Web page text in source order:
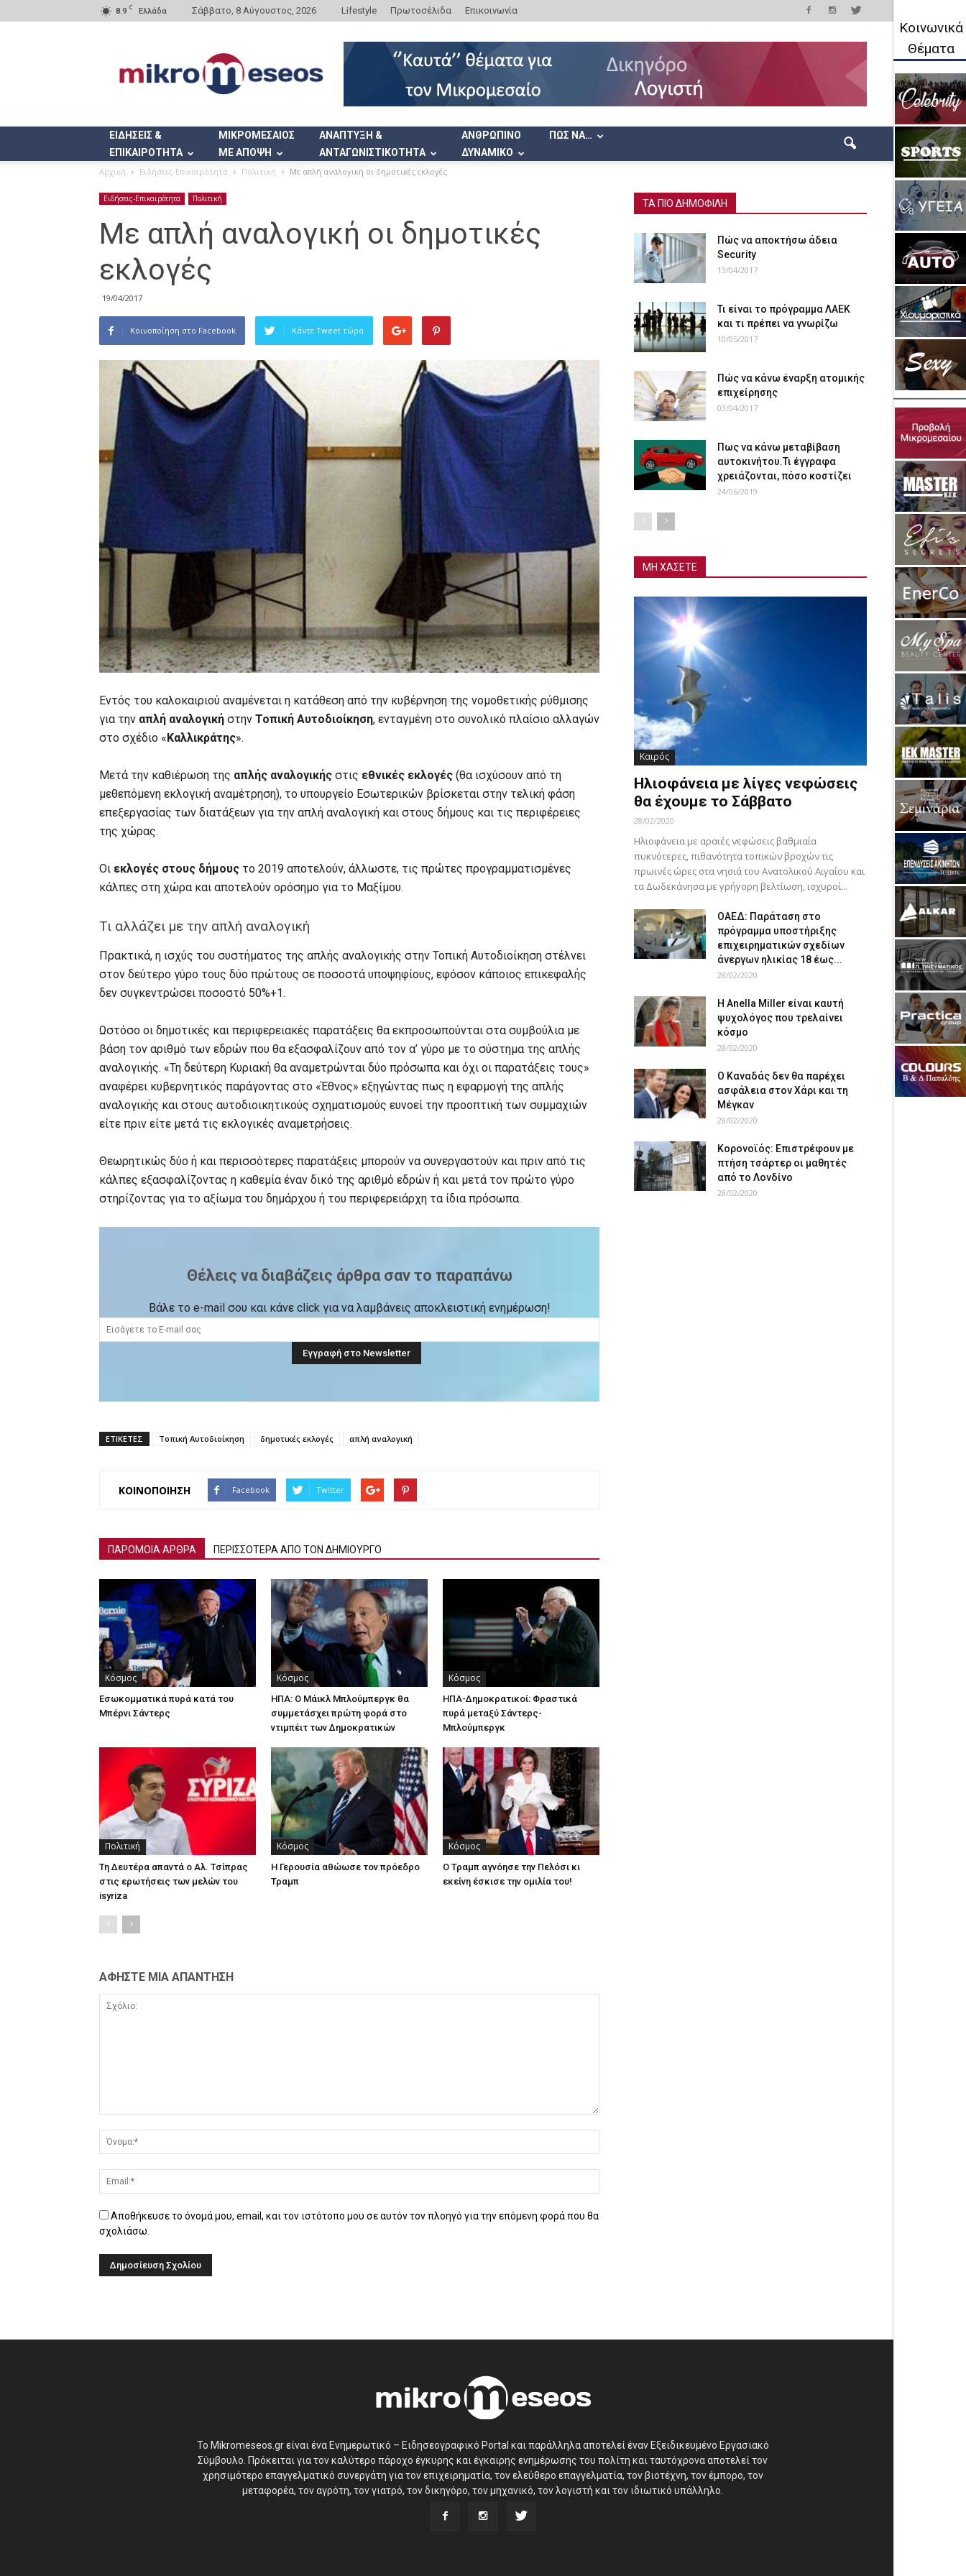
8.9 C Ελλάδα Σάββατο, 8 Αύγουστος, 2026 Lifestyle Πρωτοσέλιδα Επικοινωνία
ΕΙΔΗΣΕΙΣ &
ΕΠΙΚΑΙΡΟΤΗΤΑ
ΜΙΚΡΟΜΕΣΑΙΟΣ
ΜΕ ΑΠΟΨΗ
ΑΝΑΠΤΥΞΗ &
ΑΝΤΑΓΩΝΙΣΤΙΚΟΤΗΤΑ
ΑΝΘΡΩΠΙΝΟ
ΔΥΝΑΜΙΚΟ
ΠΩΣ ΝΑ…
Αρχική Ειδήσεις-Επικαιρότητα Πολιτική Με απλή αναλογική οι δημοτικές εκλογές
Ειδήσεις-Επικαιρότητα Πολιτική
Με απλή αναλογική οι δημοτικές
εκλογές
19/04/2017
Κοινοποίηση στο Facebook Κάντε Tweet τώρα
Εντός του καλοκαιριού αναμένεται η κατάθεση από την κυβέρνηση της νομοθετικής ρύθμισης
για την απλή αναλογική στην Τοπική Αυτοδιοίκηση, ενταγμένη στο συνολικό πλαίσιο αλλαγών
στο σχέδιο «Καλλικράτης».
Μετά την καθιέρωση της απλής αναλογικής στις εθνικές εκλογές (θα ισχύσουν από τη
μεθεπόμενη εκλογική αναμέτρηση), το υπουργείο Εσωτερικών βρίσκεται στην τελική φάση
επεξεργασίας των διατάξεων για την απλή αναλογική και στους δήμους και τις περιφέρειες
της χώρας.
Οι εκλογές στους δήμους το 2019 αποτελούν, άλλωστε, τις πρώτες προγραμματισμένες
κάλπες στη χώρα και αποτελούν ορόσημο για το Μαξίμου.
Τι αλλάζει με την απλή αναλογική
Πρακτικά, η ισχύς του συστήματος της απλής αναλογικής στην Τοπική Αυτοδιοίκηση στέλνει
στον δεύτερο γύρο τους δύο πρώτους σε ποσοστά υποψηφίους, εφόσον κάποιος επικεφαλής
δεν συγκεντρώσει ποσοστό 50%+1.
Ωστόσο οι δημοτικές και περιφερειακές παρατάξεις θα εκπροσωπούνται στα συμβούλια με
βάση τον αριθμό των εδρών που θα εξασφαλίζουν από τον α’ γύρο με το σύστημα της απλής
αναλογικής. «Τη δεύτερη Κυριακή θα αναμετρώνται δύο πρόσωπα και όχι οι παρατάξεις τους»
αναφέρει κυβερνητικός παράγοντας στο «Έθνος» εξηγώντας πως η εφαρμογή της απλής
αναλογικής και στους αυτοδιοικητικούς σχηματισμούς ευνοεί την προοπτική των συμμαχιών
είτε πριν είτε μετά τις εκλογικές αναμετρήσεις.
Θεωρητικώς δύο ή και περισσότερες παρατάξεις μπορούν να συνεργαστούν και πριν από τις
κάλπες εξασφαλίζοντας η καθεμία έναν δικό της αριθμό εδρών ή και μετά τον πρώτο γύρο
στηρίζοντας για το αξίωμα του δημάρχου ή του περιφερειάρχη τα ίδια πρόσωπα.
Θέλεις να διαβάζεις άρθρα σαν το παραπάνω
Βάλε το e-mail σου και κάνε click για να λαμβάνεις αποκλειστική ενημέρωση!
ΕΤΙΚΕΤΕΣ Τοπική Αυτοδιοίκηση δημοτικές εκλογές απλή αναλογική
ΚΟΙΝΟΠΟΙΗΣΗ Facebook Twitter
ΠΑΡΟΜΟΙΑ ΑΡΘΡΑ ΠΕΡΙΣΣΟΤΕΡΑ ΑΠΟ ΤΟΝ ΔΗΜΙΟΥΡΓΟ
Κόσμος
Εσωκομματικά πυρά κατά του
Μπέρνι Σάντερς
Κόσμος
ΗΠΑ: Ο Μάικλ Μπλούμπεργκ θα
συμμετάσχει πρώτη φορά στο
ντιμπέιτ των Δημοκρατικών
Κόσμος
ΗΠΑ-Δημοκρατικοί: Φραστικά
πυρά μεταξύ Σάντερς-
Μπλούμπεργκ
Πολιτική
Τη Δευτέρα απαντά ο Αλ. Τσίπρας
στις ερωτήσεις των μελών του
isyriza
Κόσμος
Η Γερουσία αθώωσε τον πρόεδρο
Τραμπ
Κόσμος
Ο Τραμπ αγνόησε την Πελόσι κι
εκείνη έσκισε την ομιλία του!
ΑΦΗΣΤΕ ΜΙΑ ΑΠΑΝΤΗΣΗ
Αποθήκευσε το όνομά μου, email, και τον ιστότοπο μου σε αυτόν τον πλοηγό για την επόμενη φορά που θα
σχολιάσω.
ΤΑ ΠΙΟ ΔΗΜΟΦΙΛΗ
Πώς να αποκτήσω άδεια
Security
13/04/2017
Τι είναι το πρόγραμμα ΛΑΕΚ
και τι πρέπει να γνωρίζω
10/05/2017
Πώς να κάνω έναρξη ατομικής
επιχείρησης
03/04/2017
Πως να κάνω μεταβίβαση
αυτοκινήτου.Τι έγγραφα
χρειάζονται, πόσο κοστίζει
24/06/2019
ΜΗ ΧΑΣΕΤΕ
Καιρός
Ηλιοφάνεια με λίγες νεφώσεις
θα έχουμε το Σάββατο
28/02/2020
Ηλιοφάνεια με αραιές νεφώσεις βαθμιαία
πυκνότερες, πιθανότητα τοπικών βροχών τις
πρωινές ώρες στα νησιά του Ανατολικού Αιγαίου και
τα Δωδεκάνησα με γρήγορη βελτίωση, ισχυροί...
ΟΑΕΔ: Παράταση στο
πρόγραμμα υποστήριξης
επιχειρηματικών σχεδίων
άνεργων ηλικίας 18 έως...
28/02/2020
Η Anella Miller είναι καυτή
ψυχολόγος που τρελαίνει
κόσμο
28/02/2020
Ο Καναδάς δεν θα παρέχει
ασφάλεια στον Χάρι και τη
Μέγκαν
28/02/2020
Κορονοϊός: Επιστρέφουν με
πτήση τσάρτερ οι μαθητές
από το Λονδίνο
28/02/2020
Το Mikromeseos.gr είναι ένα Ενημερωτικό – Ειδησεογραφικό Portal και παράλληλα αποτελεί έναν Εξειδικευμένο Εργασιακό
Σύμβουλο. Πρόκειται για τον καλύτερο πάροχο έγκυρης και έγκαιρης ενημέρωσης του πολίτη και ταυτόχρονα αποτελεί τον
χρησιμότερο επαγγελματικό συνεργάτη για τον επιχειρηματία, τον ελεύθερο επαγγελματία, τον βιοτέχνη, τον έμπορο, τον
μεταφορέα, τον αγρότη, τον γιατρό, τον δικηγόρο, τον μηχανικό, τον λογιστή και τον ιδιωτικό υπάλληλο.
Κοινωνικά
Θέματα